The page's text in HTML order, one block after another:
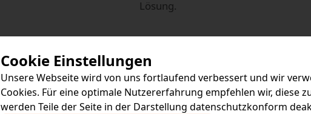
Lösung.
Cookie Einstellungen
Unsere Webseite wird von uns fortlaufend verbessert und wir
Cookies. Für eine optimale Nutzererfahrung empfehlen wir, diese
werden Teile der Seite in der Darstellung datenschutzkonform